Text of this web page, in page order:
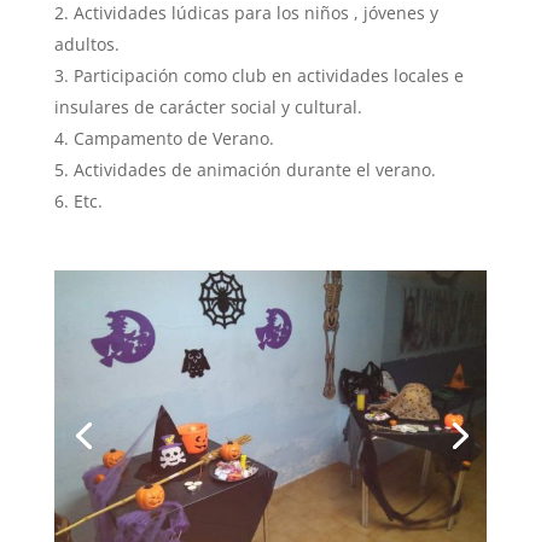
Actividades lúdicas para los niños , jóvenes y
adultos.
Participación como club en actividades locales e
insulares de carácter social y cultural.
Campamento de Verano.
Actividades de animación durante el verano.
Etc.